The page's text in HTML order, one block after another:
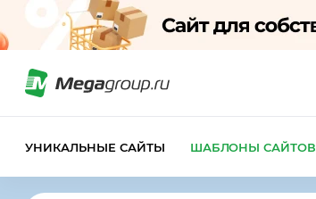
УНИКАЛЬНЫЕ САЙТЫ ШАБЛОНЫ САЙТОВ